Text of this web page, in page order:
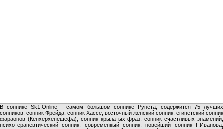
В соннике Sk1.Online - самом большом соннике Рунета, содержится 75 лучших
сонников: сонник Фрейда, сонник Хассе, восточный женский сонник, египетский сонник
фараонов (Кенхерхепешефа), сонник крылатых фраз, сонник счастливых знамений,
психотерапевтический сонник, современный сонник, новейший сонник Г.Иванова,